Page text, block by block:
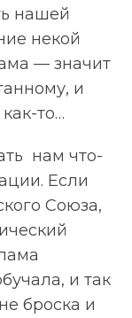
нашей
некой
— значит
и
то…
нам что-
Если
Союза,
и так
броска и